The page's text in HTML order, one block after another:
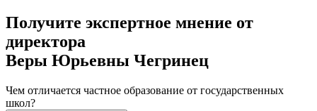
Получите экспертное мнение от
директора
Веры Юрьевны Чегринец
Чем отличается частное образование от государственных
школ?